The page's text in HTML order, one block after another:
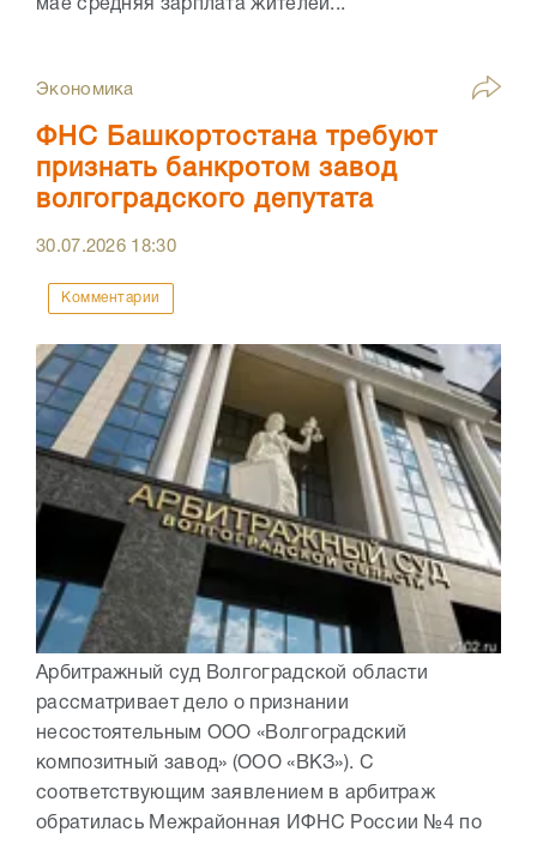
мае средняя зарплата жителей...
Экономика
ФНС Башкортостана требуют
признать банкротом завод
волгоградского депутата
30.07.2026 18:30
Комментарии
Арбитражный суд Волгоградской области
рассматривает дело о признании
несостоятельным ООО «Волгоградский
композитный завод» (ООО «ВКЗ»). С
соответствующим заявлением в арбитраж
обратилась Межрайонная ИФНС России №4 по